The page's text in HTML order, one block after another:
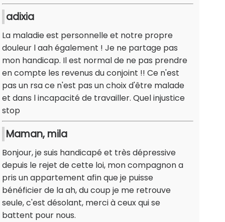
adixia
La maladie est personnelle et notre propre
douleur l aah également ! Je ne partage pas
mon handicap. Il est normal de ne pas prendre
en compte les revenus du conjoint !! Ce n'est
pas un rsa ce n'est pas un choix d'être malade
et dans l incapacité de travailler. Quel injustice
stop
Maman, mila
Bonjour, je suis handicapé et très dépressive
depuis le rejet de cette loi, mon compagnon a
pris un appartement afin que je puisse
bénéficier de la ah, du coup je me retrouve
seule, c'est désolant, merci à ceux qui se
battent pour nous.